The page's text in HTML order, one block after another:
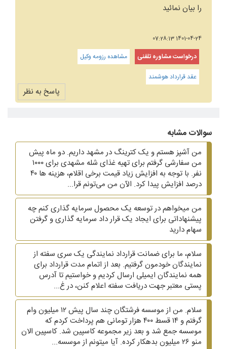
را بیان نمائید
1401-04-24 07:28:13
درخواست مشاوره تلفنی
مشاهده رزومه وکیل
عقد قرارداد هوشمند
پاسخ به نظر
سوالات مشابه
من آشپز هستم و یک کترینگ در مشهد داریم. دو ماه پیش
من سفارشی گرفتم برای تهیه غذای شله مشهدی برای ۱۰۰۰
نفر. با توجه به افزایش زیاد قیمت برخی اقلام، هزینه ها ۴۰
درصد افزایش پیدا کرد. الآن من می‌تونم قرا...
من میخواهم در توسعه یک محصول سرمایه گذاری کنم چه
پیشنهاداتی برای ایجاد یک قرار داد سرمایه گذاری و گرفتن
سهام دارید
سلام، ما برای ضمانت قرارداد نمایندگی یک سری سفته از
نمایندگان خودمون گرفتیم. بعد از اتمام مدت قرارداد برای
همه نمایندگان ایمیلی ارسال کردیم و خواستیم تا آدرس
پستی معتبر جهت دریافت سفته اعلام کنن، در غ...
سلام. من از موسسه فرشتگان چند سال پیش ۱۲ میلیون وام
گرفتم و ۱۴ قسط ۴۰۰ هزار تومانی هم پرداخت کردم که
موسسه جمع شد و بعد زیر مجموعه کاسپین شد. کاسپین الان
منو ۲۶ میلیون بدهکار کرده. آیا میتونم از موسسه...